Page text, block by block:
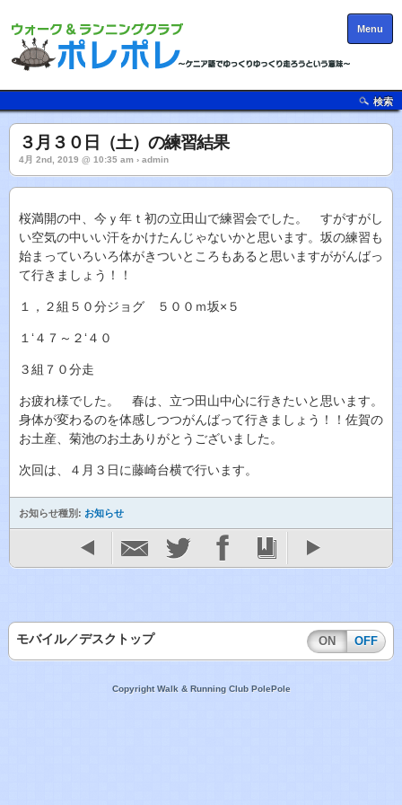
Menu
検索
３月３０日（土）の練習結果
4月 2nd, 2019 @ 10:35 am › admin
桜満開の中、今ｙ年ｔ初の立田山で練習会でした。 すがすがし
い空気の中いい汗をかけたんじゃないかと思います。坂の練習も
始まっていろいろ体がきついところもあると思いますががんばっ
て行きましょう！！
１，２組５０分ジョグ ５００ｍ坂×５
１‘４７～２‘４０
３組７０分走
お疲れ様でした。 春は、立つ田山中心に行きたいと思います。
身体が変わるのを体感しつつがんばって行きましょう！！佐賀の
お土産、菊池のお土ありがとうございました。
次回は、４月３日に藤崎台横で行います。
お知らせ種別: お知らせ
モバイル／デスクトップ ON OFF
Copyright Walk & Running Club PolePole